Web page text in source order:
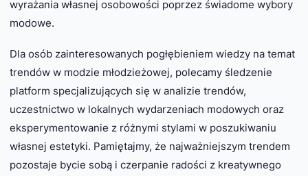
wyrażania własnej osobowości poprzez świadome wybory
modowe.
Dla osób zainteresowanych pogłębieniem wiedzy na temat
trendów w modzie młodzieżowej, polecamy śledzenie
platform specjalizujących się w analizie trendów,
uczestnictwo w lokalnych wydarzeniach modowych oraz
eksperymentowanie z różnymi stylami w poszukiwaniu
własnej estetyki. Pamiętajmy, że najważniejszym trendem
pozostaje bycie sobą i czerpanie radości z kreatywnego